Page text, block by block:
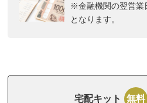
※金融機関の翌営業
となります。
宅配キット 無料